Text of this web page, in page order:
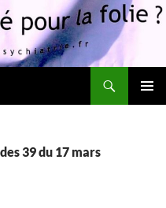
39 du 17 mars